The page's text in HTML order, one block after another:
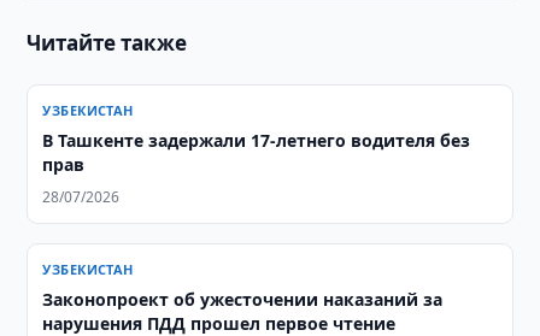
Читайте также
УЗБЕКИСТАН
В Ташкенте задержали 17-летнего водителя без
прав
28/07/2026
УЗБЕКИСТАН
Законопроект об ужесточении наказаний за
нарушения ПДД прошел первое чтение